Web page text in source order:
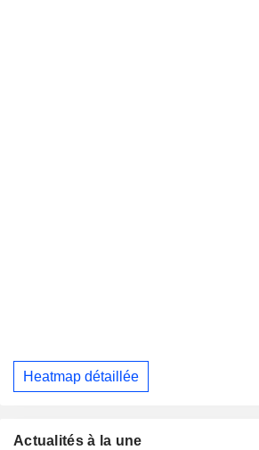
Heatmap détaillée
Actualités à la une